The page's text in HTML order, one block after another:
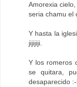
Amorexia
seria chamu el
Y hasta la
jijijiji.
Y los romeros
se quitara,
desaparecido